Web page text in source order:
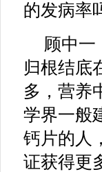
的发病率
顾中一
归根结底
多，营养
学界一般
钙片的人
证获得更